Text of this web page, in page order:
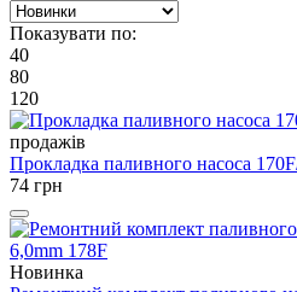
Показувати по:
40
80
120
продажів
Прокладка паливного насоса
74 грн
Новинка